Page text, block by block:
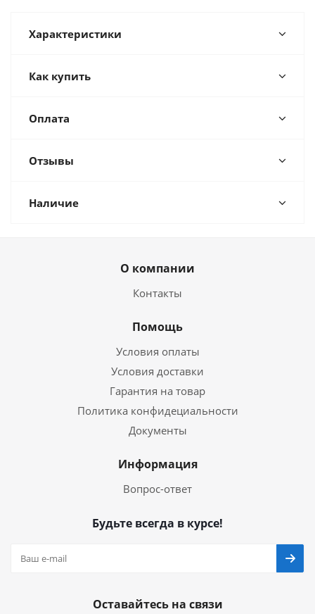
Характеристики
Как купить
Оплата
Отзывы
Наличие
О компании
Контакты
Помощь
Условия оплаты
Условия доставки
Гарантия на товар
Политика конфидециальности
Документы
Информация
Вопрос-ответ
Будьте всегда в курсе!
Оставайтесь на связи